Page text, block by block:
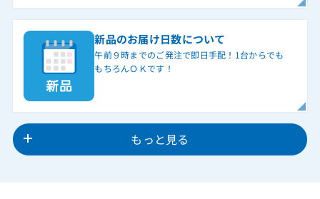
新品のお届け日数について
午前９時までのご発注で即日手配！1台からでも
もちろんＯＫです！
もっと見る